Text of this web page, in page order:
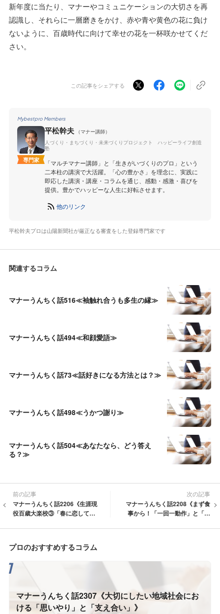
新年度に当たり、マナーやコミュニケーションの大切さを再
認識し、それらに一層磨きをかけ、赤や青や黄色の花に負け
ないように、百歳時代に向けて幸せの花を一杯咲かせてくだ
さい。
この記事をシェアする
Mybestpro Members
専門家
平松幹夫
（マナー講師）
人づくり・まちづくり・未来づくりプロジェクト ハッピーライフ創造
塾
「マルチマナー講師」と「生きがいづくりのプロ」という
二本柱の講演で大活躍。「心の豊かさ」を理念に、実践に
即応した講演・講座・コラムを通じ、感動・感激・喜びを
提供。豊かでハッピーな人生に好転させます。
他のリンク
平松幹夫プロは山陽新聞社が厳正なる審査をした登録専門家です
関連するコラム
マナーうんちく話516≪袖触れ合うも多生の縁≫
マナーうんちく話494≪和顔愛語≫
マナーうんちく話73≪話好きになる方法とは？≫
マナーうんちく話498≪うかつ謝り≫
マナーうんちく話504≪あなたなら、どう答え
る？≫
前の記事
マナーうんちく話2206《生涯現
役百歳大楽校③「春に恋して講
次の記事
マナーうんちく話2208《まず食
事から！「一回一動作」と「喫
プロのおすすめするコラム
マナーうんちく話2307《大切にしたい地域社会にお
ける「思いやり」と「支え合い」》